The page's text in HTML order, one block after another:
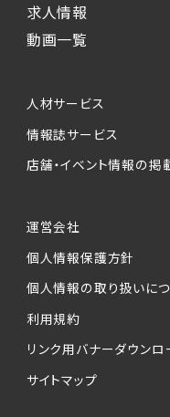
求人情報
動画一覧
人材サービス
情報誌サービス
店舗・イベント情報の掲
運営会社
個人情報保護方針
個人情報の取り扱いに
利用規約
リンク用バナーダウンロ
サイトマップ